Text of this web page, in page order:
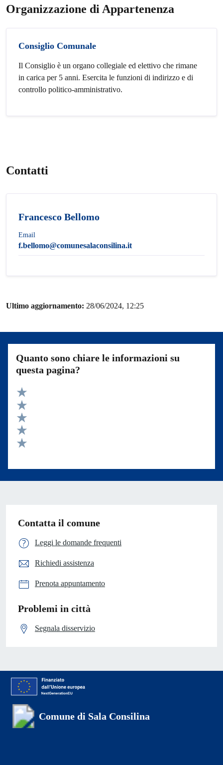
Organizzazione di Appartenenza
Consiglio Comunale
Il Consiglio è un organo collegiale ed elettivo che rimane
in carica per 5 anni. Esercita le funzioni di indirizzo e di
controllo politico-amministrativo.
Contatti
Francesco Bellomo
Email
f.bellomo@comunesalaconsilina.it
Ultimo aggiornamento: 28/06/2024, 12:25
Quanto sono chiare le informazioni su
questa pagina?
Valuta 5 stelle su 5
Valuta 4 stelle su 5
Valuta 3 stelle su 5
Valuta 2 stelle su 5
Contatta il comune
Leggi le domande frequenti
Richiedi assistenza
Prenota appuntamento
Problemi in città
Segnala disservizio
Comune di Sala Consilina